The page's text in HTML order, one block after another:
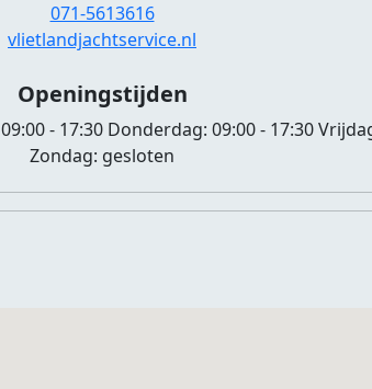
071-5613616
vlietlandjachtservice.nl
Openingstijden
09:00 - 17:30 Donderdag: 09:00 - 17:30
Zondag: gesloten